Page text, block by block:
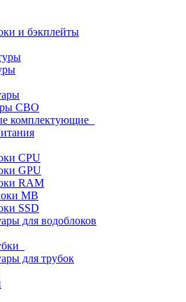
и бэкплейты
СВО
комплектующие
CPU
GPU
RAM
MB
SSD
для водоблоков
для трубок